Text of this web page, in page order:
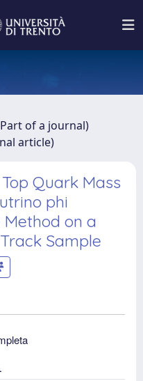
of a journal)
article)
Quark Mass
phi
on a
Sample